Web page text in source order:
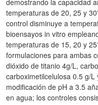
temperaturas de 20, 25 y
control disminuye a
bioensayos in vitro
temperaturas de 15, 20 y
formulaciones para ambas
dióxido de titanio 4g/L,
carboximetilcelulosa 0.5 g/
modificación de pH a 3.5
en agua; los controles